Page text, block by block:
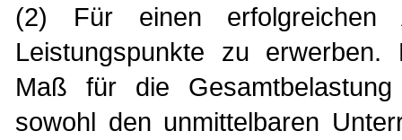
(2) Für einen erfolgreichen
Leistungspunkte zu erwerben.
Maß für die
sowohl den unmittelbaren